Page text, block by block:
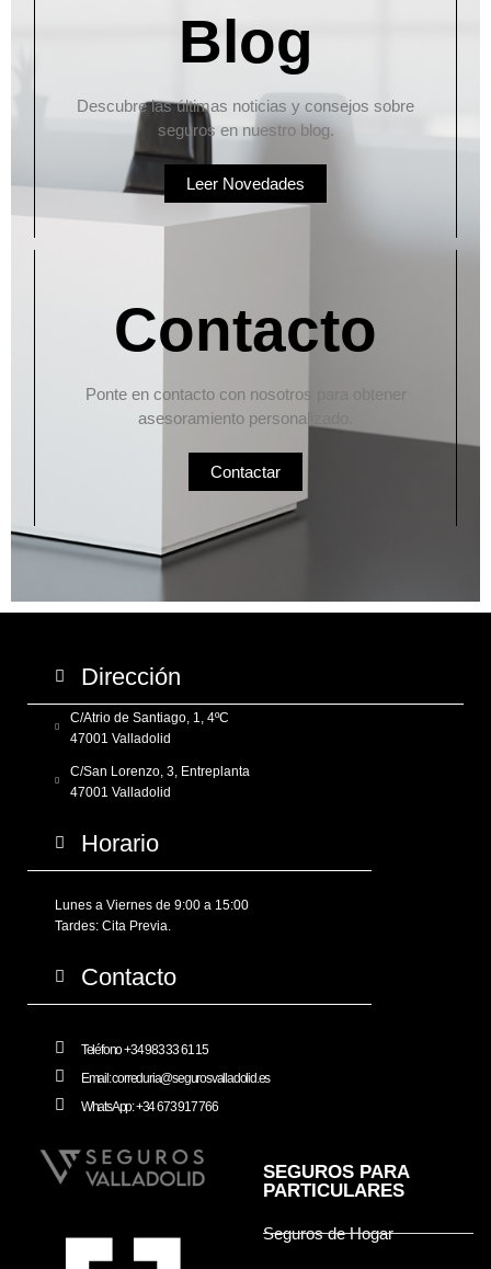
Blog
Descubre las últimas noticias y consejos sobre
seguros en nuestro blog.
Leer Novedades
Contacto
Ponte en contacto con nosotros para obtener
asesoramiento personalizado.
Contactar
Dirección
C/Atrio de Santiago, 1, 4ºC
47001 Valladolid
C/San Lorenzo, 3, Entreplanta
47001 Valladolid
Horario
Lunes a Viernes de 9:00 a 15:00
Tardes: Cita Previa.
Contacto
Teléfono +34 983 33 61 15
Email: correduria@segurosvalladolid.es
WhatsApp: +34 673 917 766
SEGUROS PARA
PARTICULARES
Seguros de Hogar